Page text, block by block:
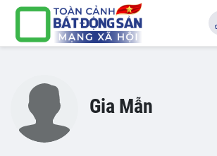
Gia Mẫn